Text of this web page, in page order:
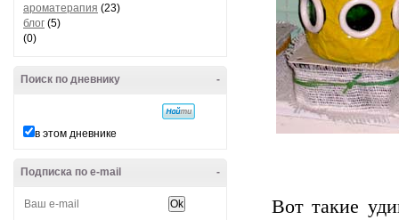
ароматерапия (23)
блог (5)
(0)
-
Поиск по дневнику
в этом дневнике
-
Подписка по e-mail
Вот такие